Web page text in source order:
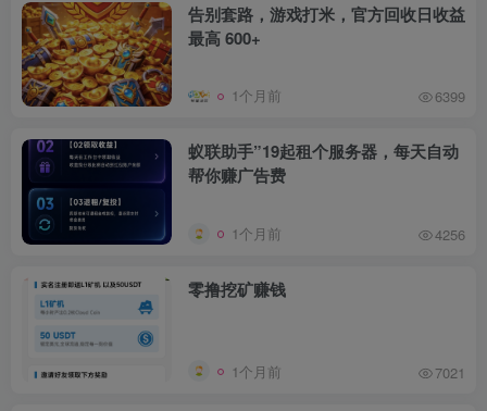
告别套路，游戏打米，官方回收日收益
最高 600+
1个月前 6399
蚁联助手”19起租个服务器，每天自动
帮你赚广告费
1个月前 4256
零撸挖矿赚钱
1个月前 7021